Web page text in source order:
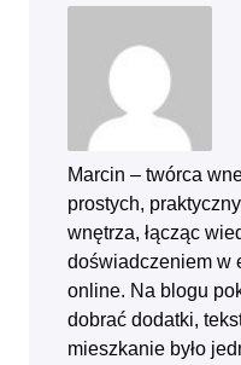
Marcin – twórca
prostych,
wnętrza, łącząc
doświadczeniem w
online. Na blogu
dobrać dodatki,
mieszkanie było